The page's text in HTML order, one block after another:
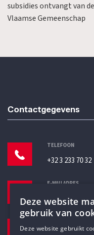
subsidies ontvangt van de
Vlaamse Gemeenschap
Contactgegevens
TELEFOON
+32 3 233 70 32
E-MAILADRES
Deze website
gebruik van
Deze website gebruikt